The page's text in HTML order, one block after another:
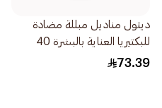
ديتول مناديل مبللة مضادة
للبكتيريا العناية بالبشرة 40
منديل
73.39